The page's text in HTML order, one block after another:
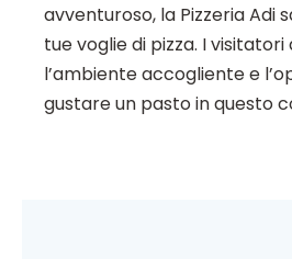
avventuroso, la Pizzeria Adi
tue voglie di pizza. I
l’ambiente accogliente e
gustare un pasto in questo